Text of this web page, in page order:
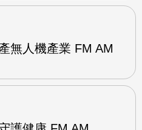
無人機產業 FM AM